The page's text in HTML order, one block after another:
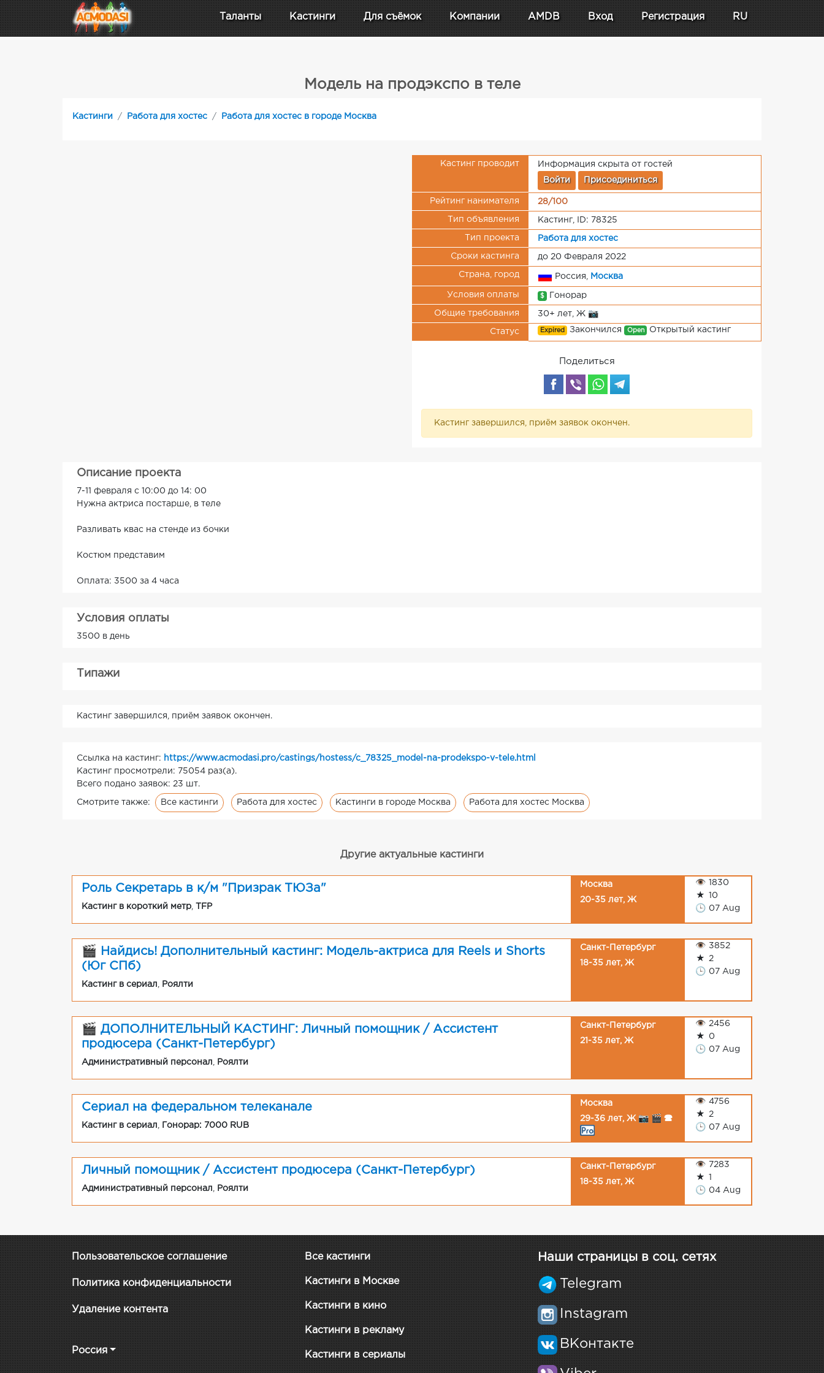
Таланты Кастинги Для съёмок Компании AMDB Вход Регистрация RU
Модель на продэкспо в теле
Кастинги Работа для хостес Работа для хостес в городе Москва
Кастинг проводит Информация скрыта от гостей
Войти Присоединиться
Рейтинг нанимателя 28/100
Тип объявления Кастинг, ID: 78325
Тип проекта Работа для хостес
Сроки кастинга до 20 Февраля 2022
Страна, город Россия, Москва
Условия оплаты $ Гонорар
Общие требования 30+ лет, Ж 📷
Статус Expired Закончился Open Открытый кастинг
Поделиться
Кастинг завершился, приём заявок окончен.
Описание проекта
7-11 февраля с 10:00 до 14: 00
Нужна актриса постарше, в теле
Разливать квас на стенде из бочки
Костюм представим
Оплата: 3500 за 4 часа
Условия оплаты
3500 в день
Типажи
Кастинг завершился, приём заявок окончен.
Ссылка на кастинг: https://www.acmodasi.pro/castings/hostess/c_78325_model-na-prodekspo-v-tele.html
Кастинг просмотрели: 75054 раз(а).
Всего подано заявок: 23 шт.
Смотрите также: Все кастинги Работа для хостес Кастинги в городе Москва Работа для хостес Москва
Другие актуальные кастинги
Роль Секретарь в к/м "Призрак ТЮЗа"
Кастинг в короткий метр TFP
Москва
20-35 лет, Ж
👁 1830
★
10
🕒 07 Aug
🎬 Найдись! Дополнительный кастинг: Модель-актриса для Reels и Shorts
(Юг СПб)
Кастинг в сериал Роялти
Санкт-Петербург
18-35 лет, Ж
👁 3852
★
2
🕒 07 Aug
🎬 ДОПОЛНИТЕЛЬНЫЙ КАСТИНГ: Личный помощник / Ассистент
продюсера (Санкт-Петербург)
Административный персонал Роялти
Санкт-Петербург
21-35 лет, Ж
👁 2456
★
0
🕒 07 Aug
Сериал на федеральном телеканале
Кастинг в сериал Гонорар: 7000 RUB
Москва
29-36 лет, Ж 📷 🎬 🕿
👁 4756
★
2
🕒 07 Aug
Личный помощник / Ассистент продюсера (Санкт-Петербург)
Административный персонал Роялти
Санкт-Петербург
18-35 лет, Ж
👁
7283
★
1
🕒 04 Aug
Пользовательское соглашение
Политика конфиденциальности
Удаление контента
Россия
Все кастинги
Кастинги в Москве
Кастинги в кино
Кастинги в рекламу
Кастинги в сериалы
Наши страницы в соц. сетях
Telegram
Instagram
ВКонтакте